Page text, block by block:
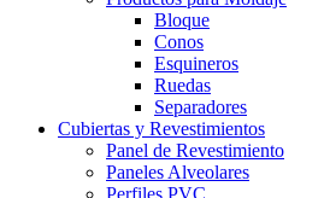
Bloque
Conos
Esquineros
Ruedas
Separadores
Cubiertas y Revestimientos
Panel de Revestimiento
Paneles Alveolares
Perfiles PVC